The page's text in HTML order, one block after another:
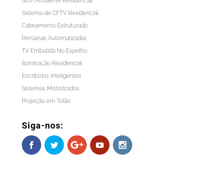
Sistema de CFTV Residencial
Cabeamento Estruturado
Persianas Automatizadas
TV Embutida No Espelho
Iluminação Residencial
Escritórios Inteligentes
Sistemas Motorizados
Projeção em Telão
Siga-nos: